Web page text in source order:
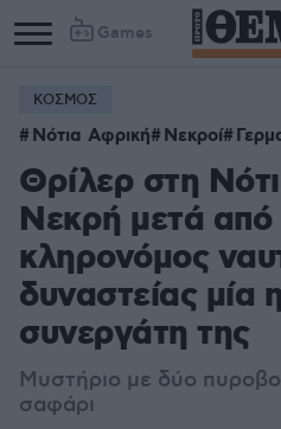
Games
ΚΟΣΜΟΣ
Νότια Αφρική Νεκροί
Θρίλερ στη
Νεκρή μετά από
κληρονόμος
δυναστείας μία
συνεργάτη της
Μυστήριο με δύο
σαφάρι